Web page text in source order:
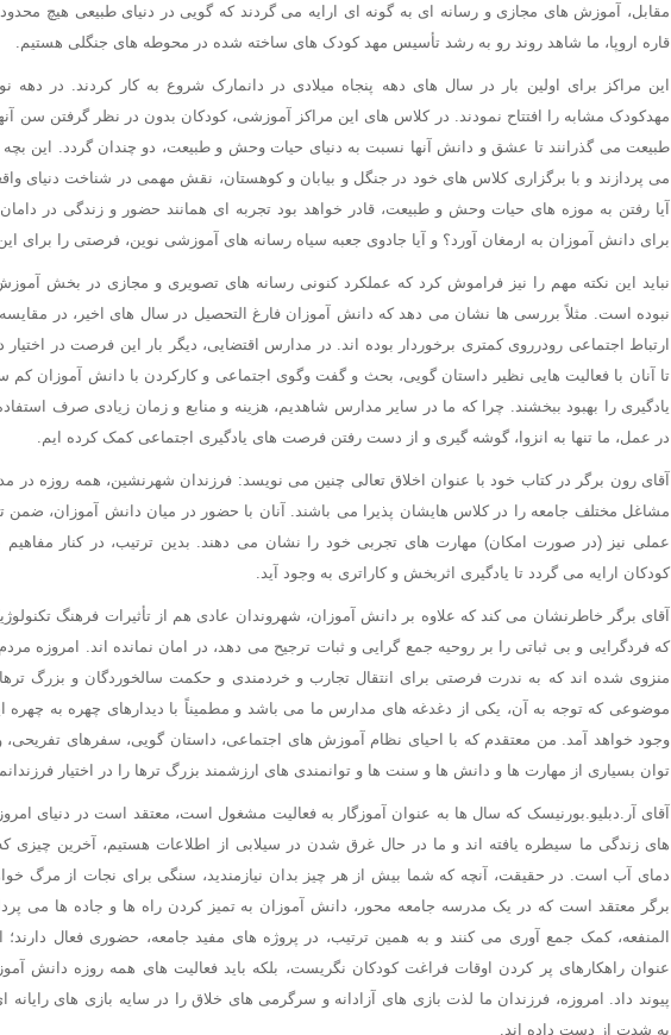
مقابل، آموزش های مجازی و رسانه ای به گونه ای ارایه می گردند که گویی در دنیای طبیعی هیچ
قاره اروپا، ما شاهد روند رو به رشد تأسیس مهد کودک های ساخته شده در محوطه های جنگلی هستیم.
این مراکز برای اولین بار در سال های دهه پنجاه میلادی در دانمارک شروع به کار کردند. در دهه
مهدکودک مشابه را افتتاح نمودند. در کلاس های این مراکز آموزشی، کودکان بدون در نظر گرفتن سن
طبیعت می گذرانند تا عشق و دانش آنها نسبت به دنیای حیات وحش و طبیعت، دو چندان گردد. این بچه
می پردازند و با برگزاری کلاس های خود در جنگل و بیابان و کوهستان، نقش مهمی در شناخت دنیای
آیا رفتن به موزه های حیات وحش و طبیعت، قادر خواهد بود تجربه ای همانند حضور و زندگی در
برای دانش آموزان به ارمغان آورد؟ و آیا جادوی جعبه سیاه رسانه های آموزشی نوین، فرصتی را برای
نباید این نکته مهم را نیز فراموش کرد که عملکرد کنونی رسانه های تصویری و مجازی در بخش
نبوده است. مثلاً بررسی ها نشان می دهد که دانش آموزان فارغ التحصیل در سال های اخیر، در
ارتباط اجتماعی رودرروی کمتری برخوردار بوده اند. در مدارس اقتضایی، دیگر بار این فرصت در
تا آنان با فعالیت هایی نظیر داستان گویی، بحث و گفت وگوی اجتماعی و کارکردن با دانش آموزان کم
یادگیری را بهبود ببخشند. چرا که ما در سایر مدارس شاهدیم، هزینه و منابع و زمان زیادی صرف
در عمل، ما تنها به انزوا، گوشه گیری و از دست رفتن فرصت های یادگیری اجتماعی کمک کرده ایم.
آقای رون برگر در کتاب خود با عنوان اخلاق تعالی چنین می نویسد: فرزندان شهرنشین، همه روزه در
مشاغل مختلف جامعه را در کلاس هایشان پذیرا می باشند. آنان با حضور در میان دانش آموزان،
عملی نیز (در صورت امکان) مهارت های تجربی خود را نشان می دهند. بدین ترتیب، در کنار مفاهیم
کودکان ارایه می گردد تا یادگیری اثربخش و کاراتری به وجود آید.
آقای برگر خاطرنشان می کند که علاوه بر دانش آموزان، شهروندان عادی هم از تأثیرات فرهنگ
که فردگرایی و بی ثباتی را بر روحیه جمع گرایی و ثبات ترجیح می دهد، در امان نمانده اند. امروزه
منزوی شده اند که به ندرت فرصتی برای انتقال تجارب و خردمندی و حکمت سالخوردگان و بزرگ ترها
موضوعی که توجه به آن، یکی از دغدغه های مدارس ما می باشد و مطمیناً با دیدارهای چهره به چهره
وجود خواهد آمد. من معتقدم که با احیای نظام آموزش های اجتماعی، داستان گویی، سفرهای
توان بسیاری از مهارت ها و دانش ها و سنت ها و توانمندی های ارزشمند بزرگ ترها را در اختیار
آقای آر.دبلیو.بورنیسک که سال ها به عنوان آموزگار به فعالیت مشغول است، معتقد است در دنیای
های زندگی ما سیطره یافته اند و ما در حال غرق شدن در سیلابی از اطلاعات هستیم، آخرین چیزی که
دمای آب است. در حقیقت، آنچه که شما بیش از هر چیز بدان نیازمندید، سنگی برای نجات از مرگ
برگر معتقد است که در یک مدرسه جامعه محور، دانش آموزان به تمیز کردن راه ها و جاده ها می
المنفعه، کمک جمع آوری می کنند و به همین ترتیب، در پروژه های مفید جامعه، حضوری فعال دارند؛
عنوان راهکارهای پر کردن اوقات فراغت کودکان نگریست، بلکه باید فعالیت های همه روزه دانش
پیوند داد. امروزه، فرزندان ما لذت بازی های آزادانه و سرگرمی های خلاق را در سایه بازی های رایانه
به شدت از دست داده اند.